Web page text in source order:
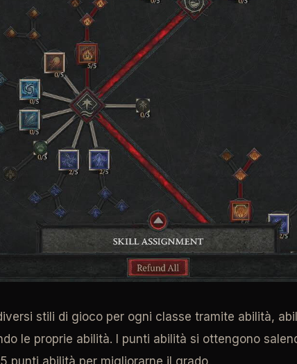
stili di gioco per ogni classe tramite abilità,
le proprie abilità. I punti abilità si ottengono
punti abilità per migliorarne il grado.